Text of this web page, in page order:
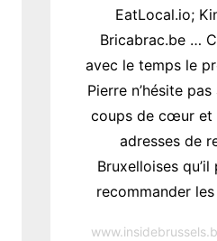
EatLocal.io;
Bricabrac.be …
avec le temps le
Pierre n’hésite
coups de cœur et
adresses de
Bruxelloises
recommander